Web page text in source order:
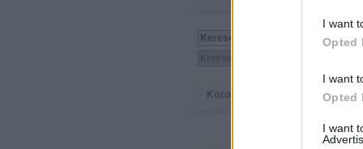
I want
Opted
I want
Opted
I want
Közösség